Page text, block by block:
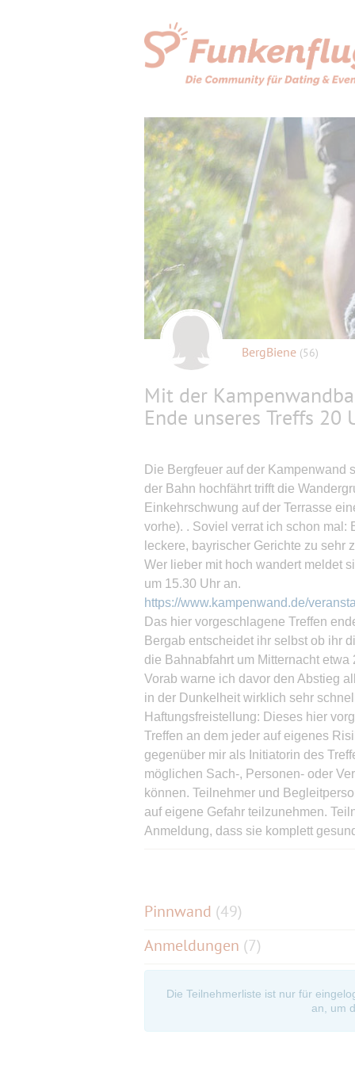
BergBiene (56)
Mit der
Ende unseres Treffs 20
Die Bergfeuer auf der Kampenwand
der Bahn hochfährt trifft die
Einkehrschwung auf der Terrasse
vorhe). . Soviel verrat ich schon mal:
leckere, bayrischer Gerichte zu
Wer lieber mit hoch wandert meldet
um 15.30 Uhr an.
https://www.kampenwand.de/
Das hier vorgeschlagene Treffen
Bergab entscheidet ihr selbst ob ihr
die Bahnabfahrt um Mitternacht
Vorab warne ich davor den Abstieg
in der Dunkelheit wirklich sehr
Haftungsfreistellung: Dieses hier
Treffen an dem jeder auf eigenes
gegenüber mir als Initiatorin des
möglichen Sach-, Personen- oder
können. Teilnehmer und
auf eigene Gefahr teilzunehmen.
Anmeldung, dass sie komplett
Fahrgemeinschaften können nur
Treffpunkt erscheint ist schon von
Pinnwand (49)
Anmeldungen (7)
Die Teilnehmerliste ist nur für
an, um